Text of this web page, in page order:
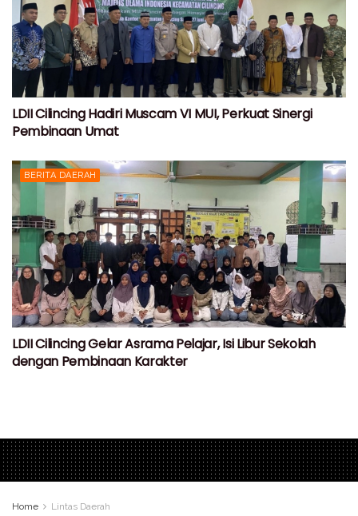
LDII Cilincing Hadiri Muscam VI MUI, Perkuat Sinergi
Pembinaan Umat
BERITA DAERAH
LDII Cilincing Gelar Asrama Pelajar, Isi Libur Sekolah
dengan Pembinaan Karakter
Home Lintas Daerah